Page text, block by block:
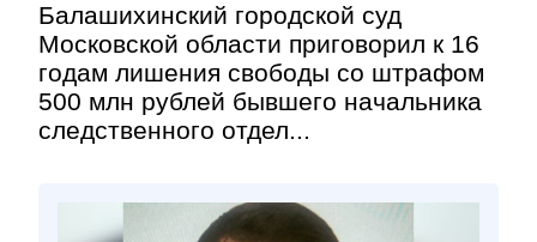
Балашихинский городской суд
Московской области приговорил к 16
годам лишения свободы со штрафом
500 млн рублей бывшего начальника
следственного отдел...